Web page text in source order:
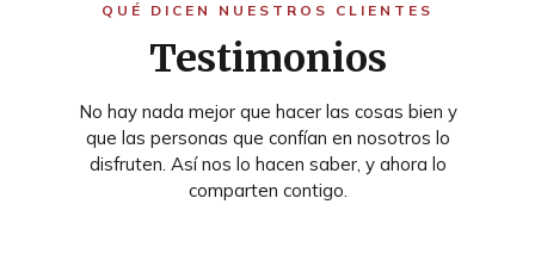
QUÉ DICEN NUESTROS CLIENTES
Testimonios
No hay nada mejor que hacer las cosas bien y
que las personas que confían en nosotros lo
disfruten. Así nos lo hacen saber, y ahora lo
comparten contigo.